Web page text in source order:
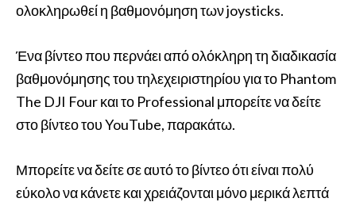
ολοκληρωθεί η βαθμονόμηση των joysticks.
Ένα βίντεο που περνάει από ολόκληρη τη διαδικασία
βαθμονόμησης του τηλεχειριστηρίου για το Phantom
The DJI Four και το Professional μπορείτε να δείτε
στο βίντεο του YouTube, παρακάτω.
Μπορείτε να δείτε σε αυτό το βίντεο ότι είναι πολύ
εύκολο να κάνετε και χρειάζονται μόνο μερικά λεπτά